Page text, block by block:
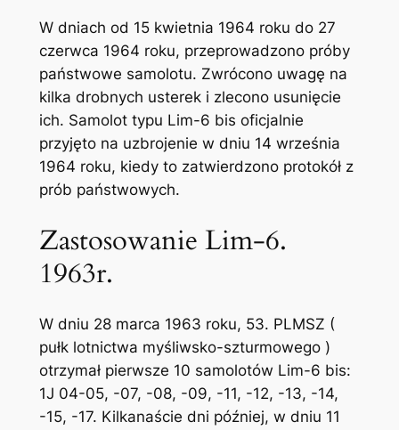
W dniach od 15 kwietnia 1964 roku do 27
czerwca 1964 roku, przeprowadzono próby
państwowe samolotu. Zwrócono uwagę na
kilka drobnych usterek i zlecono usunięcie
ich. Samolot typu Lim-6 bis oficjalnie
przyjęto na uzbrojenie w dniu 14 września
1964 roku, kiedy to zatwierdzono protokół z
prób państwowych.
Zastosowanie Lim-6.
1963r.
W dniu 28 marca 1963 roku, 53. PLMSZ (
pułk lotnictwa myśliwsko-szturmowego )
otrzymał pierwsze 10 samolotów Lim-6 bis:
1J 04-05, -07, -08, -09, -11, -12, -13, -14,
-15, -17. Kilkanaście dni później, w dniu 11